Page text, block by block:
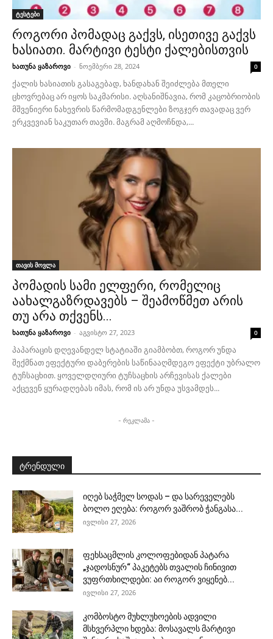
ტესტები
როგორი პომადაც გაქვს, ისეთივე გაქვს
ხასიათი. მარტივი ტესტი ქალებისთვის
ხათუნა ყაზაროვი - ნოემბერი 28, 2024 0
ქალის ხასიათის გასაგებად, ხანდახან შეიძლება მთელი
ცხოვრებაც არ იყოს საკმარისი. აღსანიშნავია, რომ კაცობრიობის
მშვენიერი ნახევრის წარმომადგენლები ზოგჯერ თავადაც ვერ
ერკვევიან საკუთარ თავში. მაგრამ აღმოჩნდა,...
თავის მოვლა
პომადის სამი ელფერი, რომელიც
აახალგაზრდავებს – შეამოწმეთ არის
თუ არა თქვენს...
ხათუნა ყაზაროვი - აგვისტო 27, 2023 0
პაპარაცის დღევანდელ სტატიაში გიამბობთ, როგორ უნდა
შექმნათ ეფექტური დაბერების საწინააღმდეგო ეფექტი უბრალო
ტუჩსაცხით. ყოველდღიური ტუჩსაცხის არჩევისას ქალები
აქცევენ ყურადღებას იმას, რომ ის არ უნდა უსვამდეს...
- რეკლამა -
ტრენდული
იღებ საჭმელ სოდას – და სარეველებს
ბოლო ეღება: როგორ ვაშრობ ჭანგასა...
ივლისი 27, 2026
ფეხსაცმლის კოლოფებიდან პატარა
„ჯადოსნურ“ პაკეტებს თვალის ჩინივით
ვუფრთხილდები: აი როგორ ვიყენებ...
ივლისი 27, 2026
კომბოსტო მუხლუხოების ადვილი
მსხვერპლი ხდება: მოსავალს მარტივი